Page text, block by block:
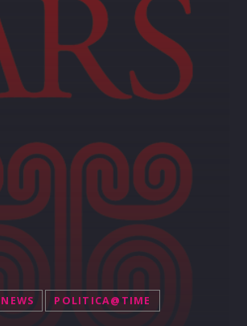
NEWS POLITICA@TIME